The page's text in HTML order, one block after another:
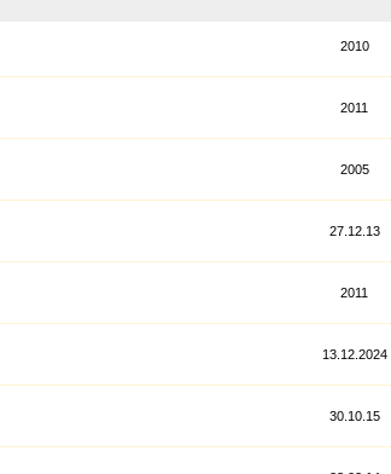
2010
2011
2005
27.12.13
2011
13.12.2024
30.10.15